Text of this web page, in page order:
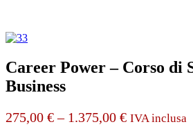
Career Power – Corso di
Business
275,00 €– 1.375,00 € IVA inclusa